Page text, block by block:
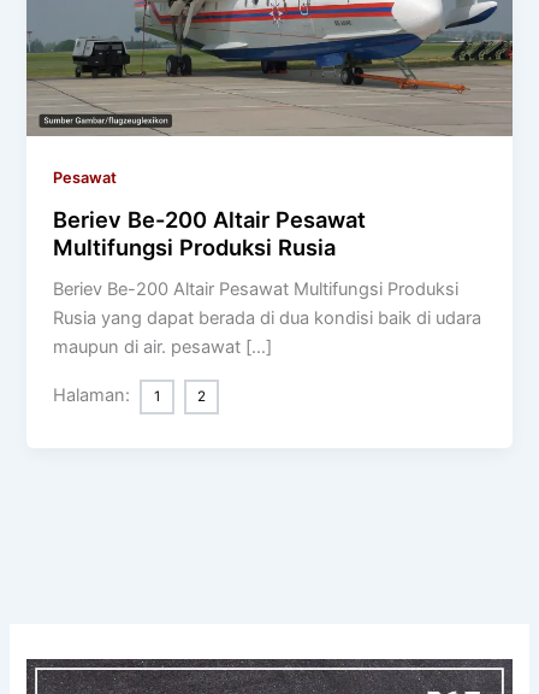
Pesawat
Beriev Be-200 Altair Pesawat
Multifungsi Produksi Rusia
Beriev Be-200 Altair Pesawat Multifungsi Produksi
Rusia yang dapat berada di dua kondisi baik di udara
maupun di air. pesawat […]
Halaman: 1 2